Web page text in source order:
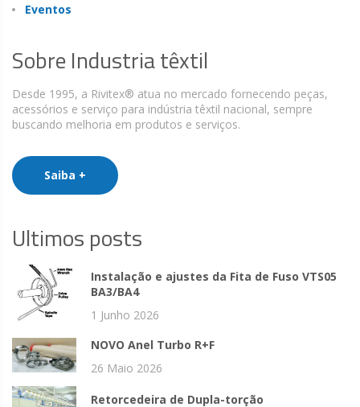
Eventos
Sobre Industria têxtil
Desde 1995, a Rivitex® atua no mercado fornecendo peças,
acessórios e serviço para indústria têxtil nacional, sempre
buscando melhoria em produtos e serviços.
Saiba +
Ultimos posts
Instalação e ajustes da Fita de Fuso VTS05
BA3/BA4
1 Junho 2026
NOVO Anel Turbo R+F
26 Maio 2026
Retorcedeira de Dupla-torção